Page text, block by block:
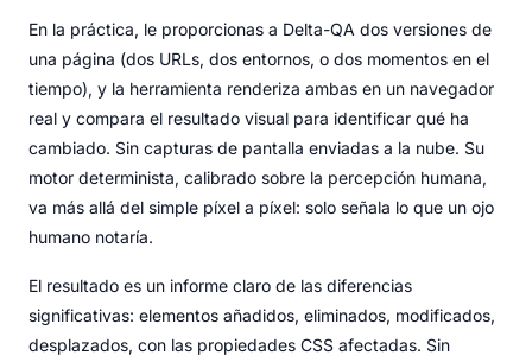
En la práctica, le proporcionas a Delta-QA dos versiones de
una página (dos URLs, dos entornos, o dos momentos en el
tiempo), y la herramienta renderiza ambas en un navegador
real y compara el resultado visual para identificar qué ha
cambiado. Sin capturas de pantalla enviadas a la nube. Su
motor determinista, calibrado sobre la percepción humana,
va más allá del simple píxel a píxel: solo señala lo que un ojo
humano notaría.
El resultado es un informe claro de las diferencias
significativas: elementos añadidos, eliminados, modificados,
desplazados, con las propiedades CSS afectadas. Sin